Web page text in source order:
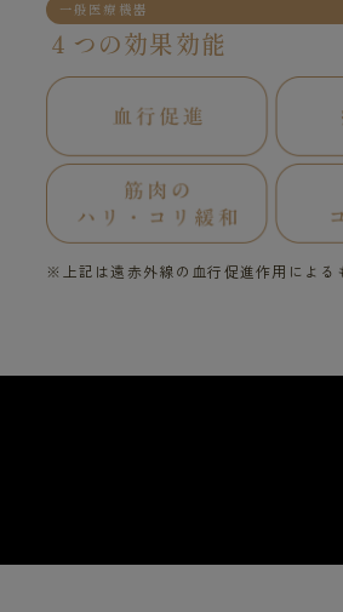
一般医療機器
４つの効果効能
※上記は遠赤外線の血行促進作用による